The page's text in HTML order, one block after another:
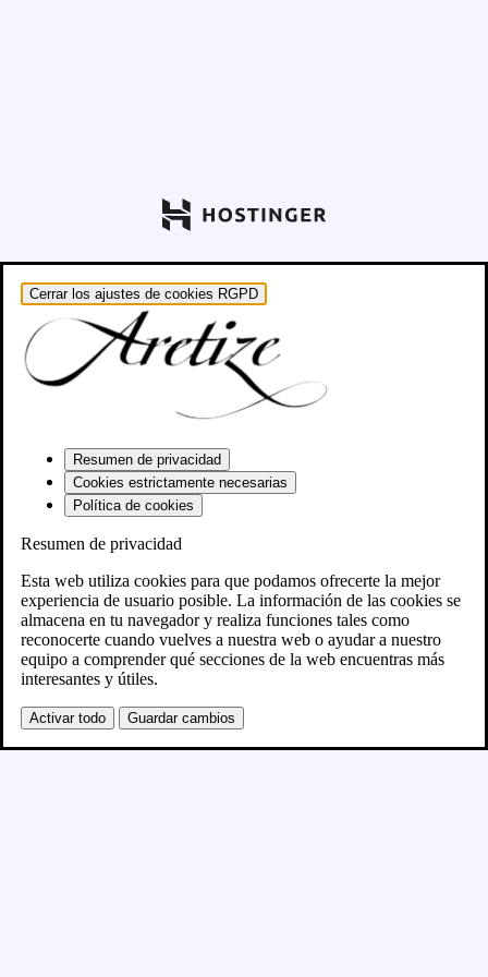
Próximamente
Se está creando el nuevo sitio WordPress y se
publicará en breve
Cerrar los ajustes de cookies RGPD
Resumen de privacidad
Cookies estrictamente necesarias
Política de cookies
Resumen de privacidad
Esta web utiliza cookies para que podamos ofrecerte la mejor
experiencia de usuario posible. La información de las cookies se
almacena en tu navegador y realiza funciones tales como
reconocerte cuando vuelves a nuestra web o ayudar a nuestro
equipo a comprender qué secciones de la web encuentras más
interesantes y útiles.
Activar todo Guardar cambios